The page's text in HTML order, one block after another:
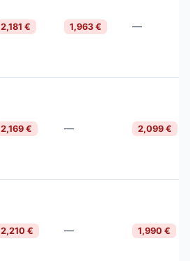
2,181 € 1,963 € —
2,169 € — 2,099 €
2,210 € — 1,990 €